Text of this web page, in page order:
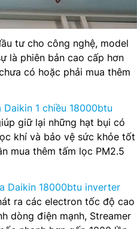
tư cho công nghệ, model
là phiên bản cao cấp hơn
có hoặc phải mua thêm
Daikin 1 chiều 18000btu
giữ lại những hạt bụi có
khí và bảo vệ sức khỏe tốt
mua thêm tấm lọc PM2.5
Daikin 18000btu inverter
ra các electron tốc độ cao
dòng điện mạnh, Streamer